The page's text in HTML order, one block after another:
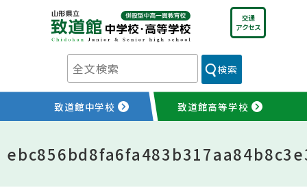
交通
アクセス
致道館中学校 致道館高等学校
検索